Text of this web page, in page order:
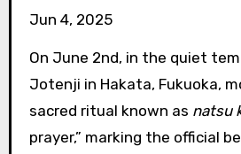
Jun 4, 2025
On June 2nd, in the quiet
Jotenji in Hakata, Fukuoka,
sacred ritual known as natsu
prayer,” marking the official